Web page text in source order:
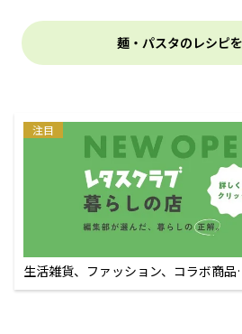
麺・パスタのレシピ
注目
生活雑貨、ファッション、コラボ商
えるECサイト